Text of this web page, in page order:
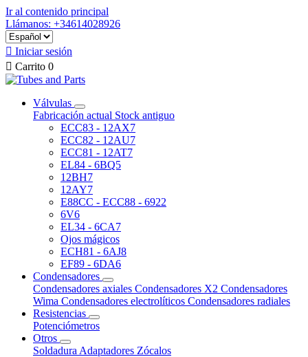
Ir al contenido principal
Llámanos: +34614028926
 Iniciar sesión
 Carrito 0
Válvulas
Fabricación actual Stock antiguo
ECC83 - 12AX7
ECC82 - 12AU7
ECC81 - 12AT7
EL84 - 6BQ5
12BH7
12AY7
E88CC - ECC88 - 6922
6V6
EL34 - 6CA7
Ojos mágicos
ECH81 - 6AJ8
EF89 - 6DA6
Condensadores
Condensadores axiales Condensadores X2 Condensadores
Wima Condensadores electrolíticos Condensadores radiales
Resistencias
Potenciómetros
Otros
Soldadura Adaptadores Zócalos